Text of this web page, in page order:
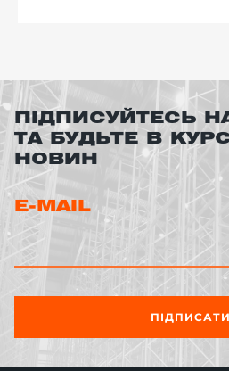
ПІДПИСУЙТЕСЬ
ТА БУДЬТЕ В
НОВИН
E-MAIL